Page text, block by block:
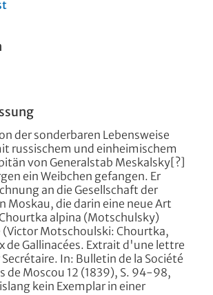
der sonderbaren Lebensweise
russischem und einheimischem
von Generalstab Meskalsky[?]
ein Weibchen gefangen. Er
an die Gesellschaft der
Moskau, die darin eine neue Art
alpina (Motschulsky)
Motschoulski: Chourtka,
de Gallinacées. Extrait d'une lettre
Secrétaire. In: Bulletin de la Société
de Moscou 12 (1839), S. 94-98,
kein Exemplar in einer